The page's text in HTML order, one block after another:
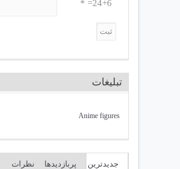
24+6= *
تبلیغات
جدیدترین پربازدیدها
نظرات